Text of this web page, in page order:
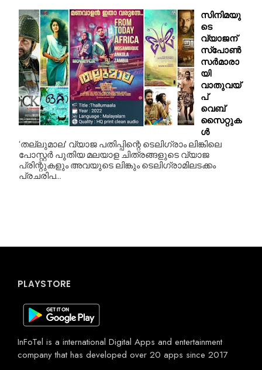
സിനിമയു
ടെ
വ്യാജന്‌
സ്‌പോൺ
സർമാരാ
യി
വാതുവയ്‌
പ്‌
വെബ്‌
സൈറ്റുക
ൾ
‘തല്ലുമാല’ വ്യാജ പതിപ്പിന്റെ ടെലിഗ്രാം ലിങ്കിലെ
പോസ്റ്റർ പുതിയ മലയാള ചിത്രങ്ങളുടെ വ്യാജ
പ്രിന്റുകളും അവയുടെ ലിങ്കും ടെലിഗ്രാമിലടക്കം
പ്രചരിപ...
PLAYSTORE
InFoTel is a international Digital Apps and entertainment
company that has developed over 20 apps since 2017